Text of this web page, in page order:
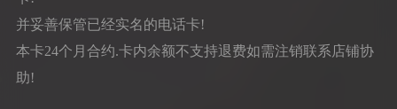
并妥善保管已经实名的电话卡!
本卡24个月合约.卡内余额不支持退费如需注销联系店铺协
助!